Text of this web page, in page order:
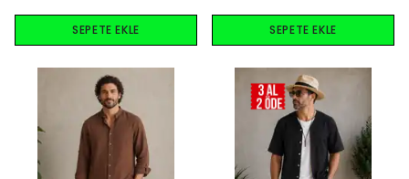
SEPETE EKLE SEPETE EKLE